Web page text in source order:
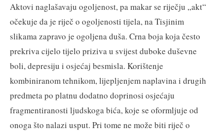
Aktovi naglašavaju ogoljenost, pa makar se riječju „akt“
očekuje da je riječ o ogoljenosti tijela, na Tisjinim
slikama zapravo je ogoljena duša. Crna boja koja često
prekriva cijelo tijelo priziva u svijest duboke duševne
boli, depresiju i osjećaj besmisla. Korištenje
kombiniranom tehnikom, lijepljenjem naplavina i drugih
predmeta po platnu dodatno doprinosi osjećaju
fragmentiranosti ljudskoga bića, koje se oformljuje od
onoga što nalazi usput. Pri tome ne može biti riječ o